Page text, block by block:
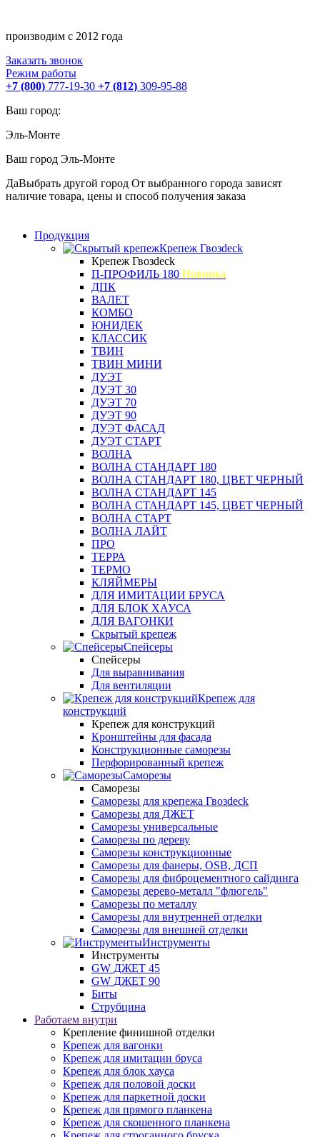
производим с 2012 года
Заказать звонок
Режим работы
+7 (800) 777-19-30 +7 (812) 309-95-88
Ваш город:
Эль-Монте
Ваш город Эль-Монте
ДаВыбрать другой город От выбранного города зависят
наличие товара, цены и способ получения заказа
Продукция
Крепеж Гвозdeck
Крепеж Гвозdeck
П-ПРОФИЛЬ 180 Новинка
ДПК
ВАЛЕТ
КОМБО
ЮНИДЕК
КЛАССИК
ТВИН
ТВИН МИНИ
ДУЭТ
ДУЭТ 30
ДУЭТ 70
ДУЭТ 90
ДУЭТ ФАСАД
ДУЭТ СТАРТ
ВОЛНА
ВОЛНА СТАНДАРТ 180
ВОЛНА СТАНДАРТ 180, ЦВЕТ ЧЕРНЫЙ
ВОЛНА СТАНДАРТ 145
ВОЛНА СТАНДАРТ 145, ЦВЕТ ЧЕРНЫЙ
ВОЛНА СТАРТ
ВОЛНА ЛАЙТ
ПРО
ТЕРРА
ТЕРМО
КЛЯЙМЕРЫ
ДЛЯ ИМИТАЦИИ БРУСА
ДЛЯ БЛОК ХАУСА
ДЛЯ ВАГОНКИ
Скрытый крепеж
Спейсеры
Спейсеры
Для выравнивания
Для вентиляции
Крепеж для
конструкций
Крепеж для конструкций
Кронштейны для фасада
Конструкционные саморезы
Перфорированный крепеж
Саморезы
Саморезы
Саморезы для крепежа Гвозdeck
Саморезы для ДЖЕТ
Саморезы универсальные
Саморезы по дереву
Саморезы конструкционные
Cаморезы для фанеры, OSB, ДСП
Саморезы для фиброцементного сайдинга
Саморезы дерево-металл "флюгель"
Саморезы по металлу
Саморезы для внутренней отделки
Саморезы для внешней отделки
Инструменты
Инструменты
GW ДЖЕТ 45
GW ДЖЕТ 90
Биты
Струбцина
Работаем внутри
Крепление финишной отделки
Крепеж для вагонки
Крепеж для имитации бруса
Крепеж для блок хауса
Крепеж для половой доски
Крепеж для паркетной доски
Крепеж для прямого планкена
Крепеж для скошенного планкена